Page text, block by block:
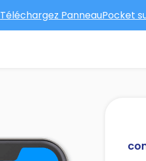
Téléchargez PanneauPocket